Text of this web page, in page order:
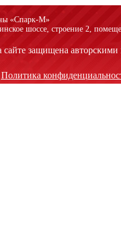
«Спарк-M»
шоссе, строение 2,
сайте защищена
Политика